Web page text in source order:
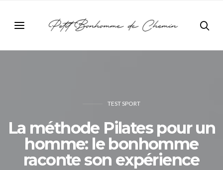
TEST SPORT
La méthode Pilates pour un
homme: le bonhomme
raconte son expérience